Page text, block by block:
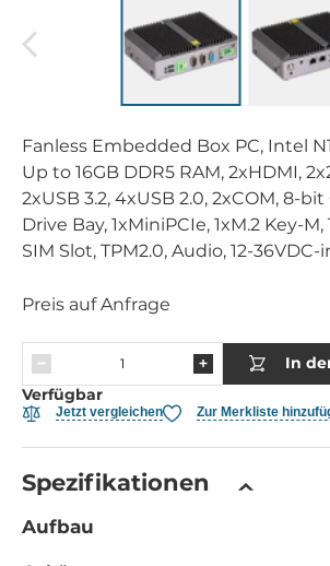
Fanless Embedded Box PC, Intel
Up to 16GB DDR5 RAM, 2xHDMI,
2xUSB 3.2, 4xUSB 2.0, 2xCOM, 8-bit
Drive Bay, 1xMiniPCIe, 1xM.2 Key-M,
SIM Slot, TPM2.0, Audio, 12-36VDC-
Preis auf Anfrage
In
Verfügbar
Jetzt vergleichen Zur Merkliste
Spezifikationen
Aufbau